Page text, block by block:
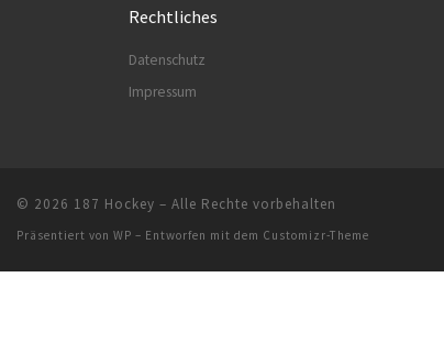
Rechtliches
Datenschutz
Impressum
© 2026 187 Hockey – Alle Rechte vorbehalten
Präsentiert von WP – Entworfen mit dem Customizr-Theme